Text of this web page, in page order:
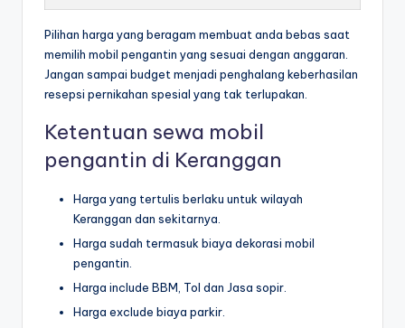
Pilihan harga yang beragam membuat anda bebas saat
memilih mobil pengantin yang sesuai dengan anggaran.
Jangan sampai budget menjadi penghalang keberhasilan
resepsi pernikahan spesial yang tak terlupakan.
Ketentuan sewa mobil
pengantin di Keranggan
Harga yang tertulis berlaku untuk wilayah
Keranggan dan sekitarnya.
Harga sudah termasuk biaya dekorasi mobil
pengantin.
Harga include BBM, Tol dan Jasa sopir.
Harga exclude biaya parkir.